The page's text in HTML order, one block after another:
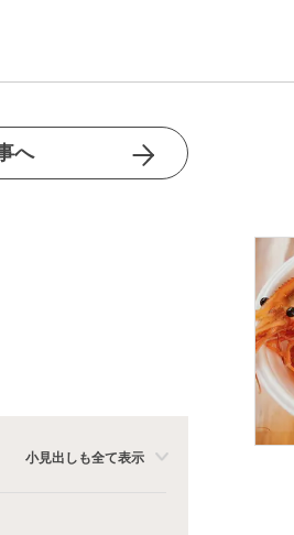
へ
小見出しも全て表示